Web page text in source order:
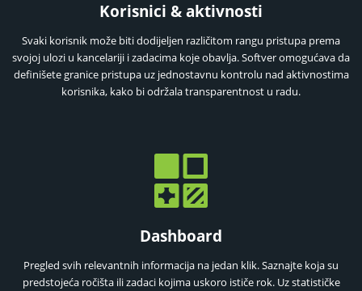
Korisnici & aktivnosti
Svaki korisnik može biti dodijeljen različitom rangu pristupa prema
svojoj ulozi u kancelariji i zadacima koje obavlja. Softver omogućava da
definišete granice pristupa uz jednostavnu kontrolu nad aktivnostima
korisnika, kako bi održala transparentnost u radu.
Dashboard
Pregled svih relevantnih informacija na jedan klik. Saznajte koja su
predstojeća ročišta ili zadaci kojima uskoro ističe rok. Uz statističke